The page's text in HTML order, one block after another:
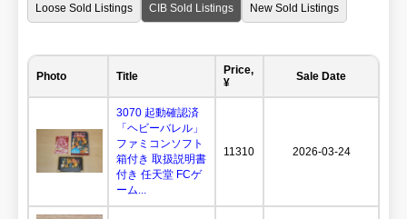
Loose Sold Listings CIB Sold Listings New Sold Listings
Photo Title
Price,
¥
Sale Date
3070 起動確認済
「ヘビーバレル」
ファミコンソフト
箱付き 取扱説明書
付き 任天堂 FCゲ
ーム...
11310 2026-03-24